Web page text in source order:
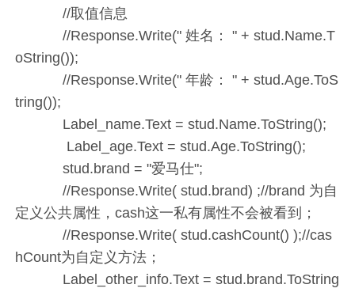
//取值信息
//Response.Write(" 姓名： " + stud.Name.T
oString());
//Response.Write(" 年龄： " + stud.Age.ToS
tring());
Label_name.Text = stud.Name.ToString();
Label_age.Text = stud.Age.ToString();
stud.brand = "爱马仕";
//Response.Write( stud.brand) ;//brand 为自
定义公共属性，cash这一私有属性不会被看到；
//Response.Write( stud.cashCount() );//cas
hCount为自定义方法；
Label_other_info.Text = stud.brand.ToString